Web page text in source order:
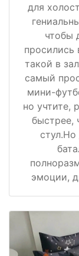
для
чтобы
просились
такой в
самый
мини-
но учтите,
быстрее,
стул.Но
эмоции,